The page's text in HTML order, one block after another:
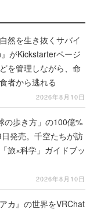
然を生き抜くサバイ
がKickstarterページ
を管理しながら、命
者から逃れる
2026年8月10日
の歩き方」の100億%
発売。千空たちが訪
旅×科学」ガイドブッ
2026年8月10日
カ』の世界をVRChat